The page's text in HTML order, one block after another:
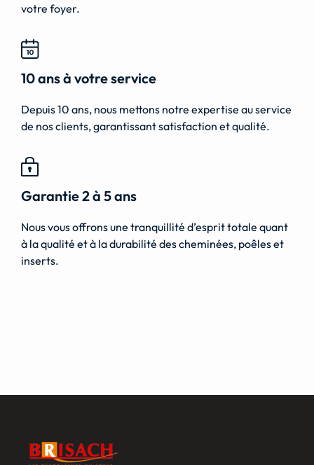
votre foyer.
10 ans à votre service
Depuis 10 ans, nous mettons notre expertise au service
de nos clients, garantissant satisfaction et qualité.
Garantie 2 à 5 ans
Nous vous offrons une tranquillité d’esprit totale quant
à la qualité et à la durabilité des cheminées, poêles et
inserts.